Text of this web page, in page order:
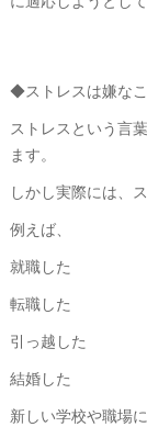
◆ストレスは嫌な
ストレスという言
ます。
しかし実際には、
例えば、
就職した
転職した
引っ越した
結婚した
新しい学校や職場